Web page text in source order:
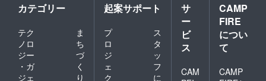
カテゴリー
テク
ノロ
ジー
・ガ
ジェ
ま
ち
づ
く
り
起案サポート
プ
ロ
ジ
ェ
ク
ス
タ
ッ
フ
に
サ
ー
ビ
ス
CAM
CAMP
FIRE
につい
て
CAMP